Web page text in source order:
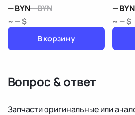
—BYN—BYN
~ — $
В корзину
—BYN
~ — $
Вопрос & ответ
Запчасти оригинальные или